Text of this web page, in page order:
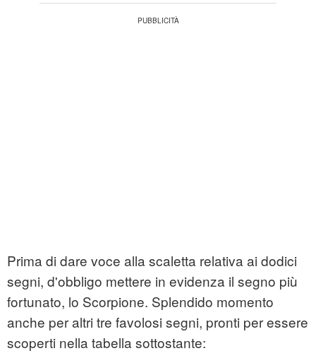
Prima di dare voce alla scaletta relativa ai dodici
segni, d'obbligo mettere in evidenza il segno più
fortunato, lo Scorpione. Splendido momento
anche per altri tre favolosi segni, pronti per essere
scoperti nella tabella sottostante: